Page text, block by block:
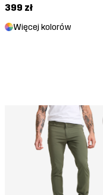
399 zł
Więcej kolorów